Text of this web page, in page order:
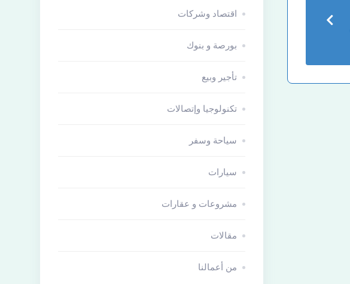
اقتصاد وشركات
بورصة و بنوك
تأجير وبيع
تكنولوجيا وإتصالات
سياحة وسفر
سيارات
مشروعات و عقارات
مقالات
من أعمالنا